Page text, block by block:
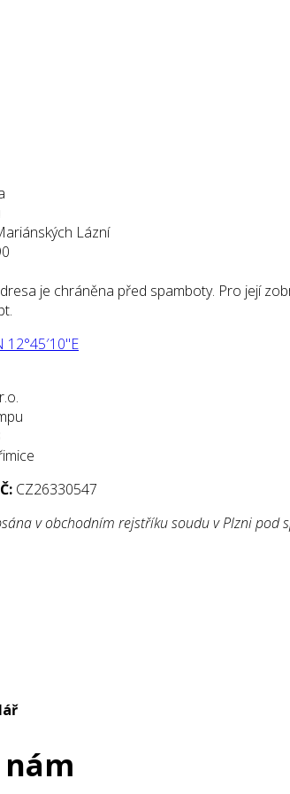
Lázní
je chráněna před spamboty. Pro její
12°45′10"E
CZ26330547
v obchodním rejstříku soudu v Plzni pod